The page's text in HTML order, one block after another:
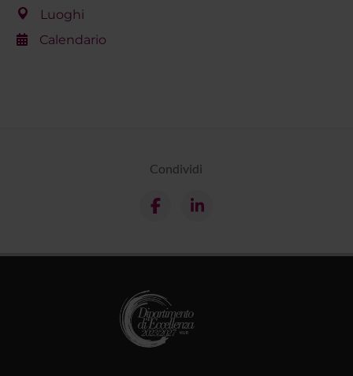
Luoghi
Calendario
Condividi